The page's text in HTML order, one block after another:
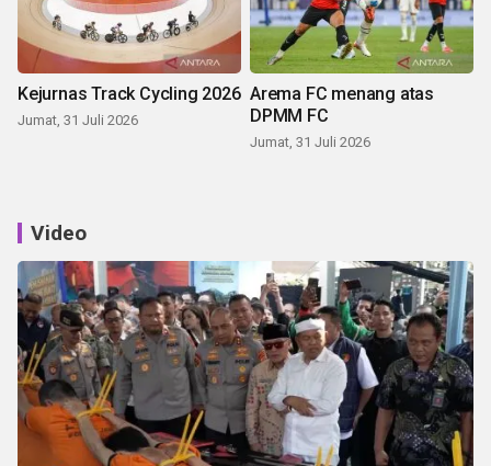
Kejurnas Track Cycling 2026
Jumat, 31 Juli 2026
Arema FC menang atas
DPMM FC
Jumat, 31 Juli 2026
Video